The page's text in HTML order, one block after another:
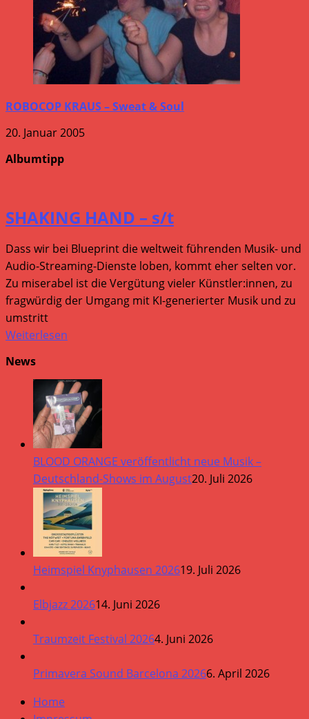
ROBOCOP KRAUS – Sweat & Soul
20. Januar 2005
Albumtipp
SHAKING HAND – s/t
Dass wir bei Blueprint die weltweit führenden Musik- und
Audio-Streaming-Dienste loben, kommt eher selten vor.
Zu miserabel ist die Vergütung vieler Künstler:innen, zu
fragwürdig der Umgang mit KI-generierter Musik und zu
umstritt
Weiterlesen
News
BLOOD ORANGE veröffentlicht neue Musik –
Deutschland-Shows im August20. Juli 2026
Heimspiel Knyphausen 202619. Juli 2026
Elbjazz 202614. Juni 2026
Traumzeit Festival 20264. Juni 2026
Primavera Sound Barcelona 20266. April 2026
Home